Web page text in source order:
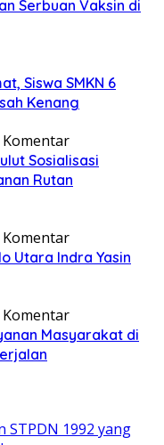
Serbuan Vaksin di
Siswa SMKN 6
Kenang
Komentar
Sosialisasi
Rutan
Komentar
Utara Indra Yasin
Komentar
Masyarakat di